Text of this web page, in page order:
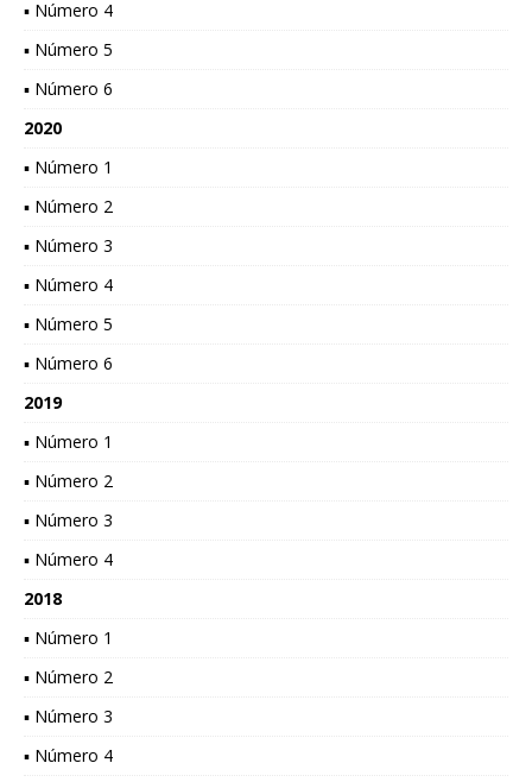
▪ Número 4
▪ Número 5
▪ Número 6
2020
▪ Número 1
▪ Número 2
▪ Número 3
▪ Número 4
▪ Número 5
▪ Número 6
2019
▪ Número 1
▪ Número 2
▪ Número 3
▪ Número 4
2018
▪ Número 1
▪ Número 2
▪ Número 3
▪ Número 4